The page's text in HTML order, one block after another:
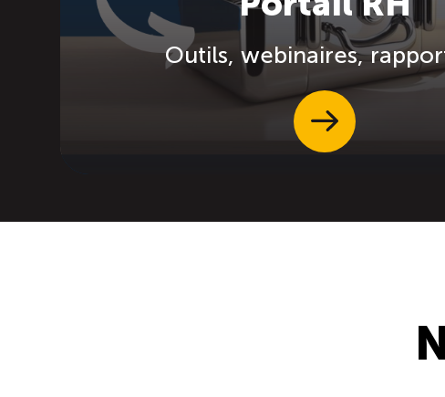
Outils, webinaires,
EN SAVOIR PLUS